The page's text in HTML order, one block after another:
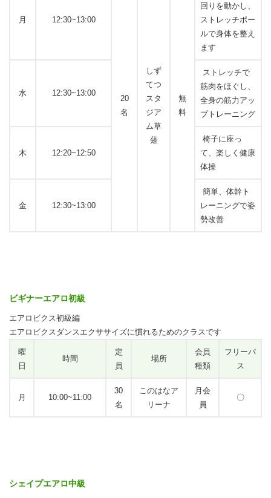
月 12:30~13:00
20
名
しず
てつ
スタ
ジア
ム草
薙
無
料
回りを動かし、
ストレッチポー
ルで身体を整え
ます
水 12:30~13:00
ストレッチで
筋肉をほぐし、
全身の筋力アッ
プトレーニング
木 12:20~12:50
椅子に座っ
て、楽しく健康
体操
金 12:30~13:00
簡単、体幹ト
レーニングで姿
勢改善
ビギナーエアロ初級
エアロビクス初級編
エアロビクスダンスエクササイズに慣れるためのクラスです
曜
日
時間
定
員
場所
会員
種類
フリーパ
ス
月 10:00~11:00
30
名
このはなア
リーナ
月会
員
〇
シェイプエアロ中級